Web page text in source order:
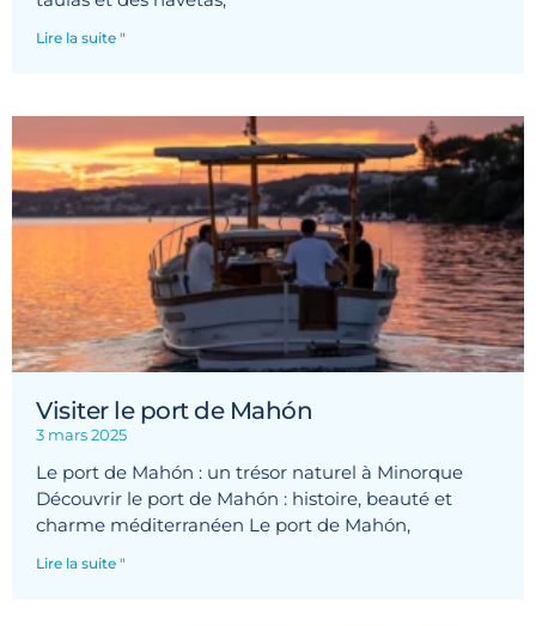
Lire la suite "
Visiter le port de Mahón
3 mars 2025
Le port de Mahón : un trésor naturel à Minorque
Découvrir le port de Mahón : histoire, beauté et
charme méditerranéen Le port de Mahón,
Lire la suite "